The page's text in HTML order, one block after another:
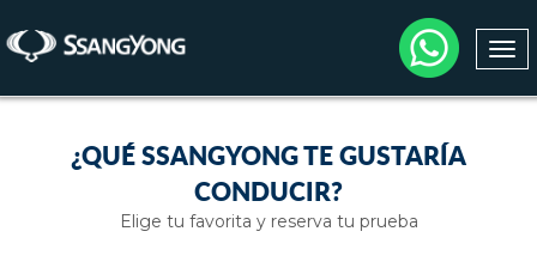
¿QUÉ SSANGYONG TE GUSTARÍA
CONDUCIR?
Elige tu favorita y reserva tu prueba